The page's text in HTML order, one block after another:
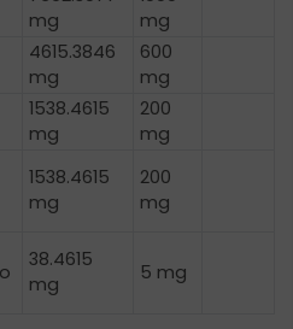
mg
mg
4615.3846
mg
600
mg
1538.4615
mg
200
mg
1538.4615
mg
200
mg
38.4615
mg
5 mg